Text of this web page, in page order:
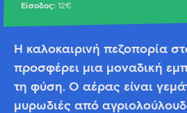
Είσοδος: 12€
Η καλοκαιρινή πεζοπορία
προσφέρει μια μοναδική
τη φύση. Ο αέρας είναι
μυρωδιές από